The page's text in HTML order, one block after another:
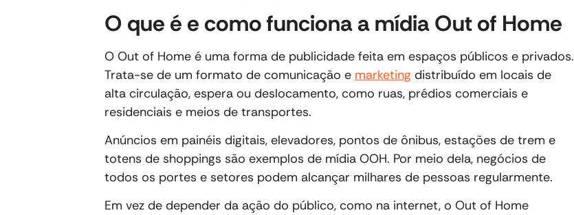
O que é e como funciona a mídia Out of Home
O Out of Home é uma forma de publicidade feita em espaços públicos e privados.
Trata-se de um formato de comunicação e marketing distribuído em locais de
alta circulação, espera ou deslocamento, como ruas, prédios comerciais e
residenciais e meios de transportes.
Anúncios em painéis digitais, elevadores, pontos de ônibus, estações de trem e
totens de shoppings são exemplos de mídia OOH. Por meio dela, negócios de
todos os portes e setores podem alcançar milhares de pessoas regularmente.
Em vez de depender da ação do público, como na internet, o Out of Home